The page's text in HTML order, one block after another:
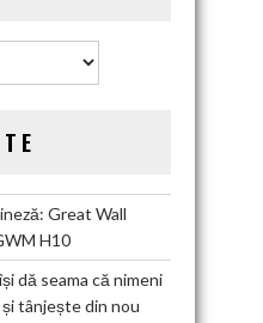
Great Wall
H10
dă seama că nimeni
tânjește din nou